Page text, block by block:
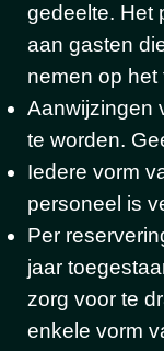
gedeelte. Het
aan gasten
nemen op het
Aanwijzingen
te worden.
Iedere vorm
personeel is
Per
jaar
zorg voor te
enkele vorm